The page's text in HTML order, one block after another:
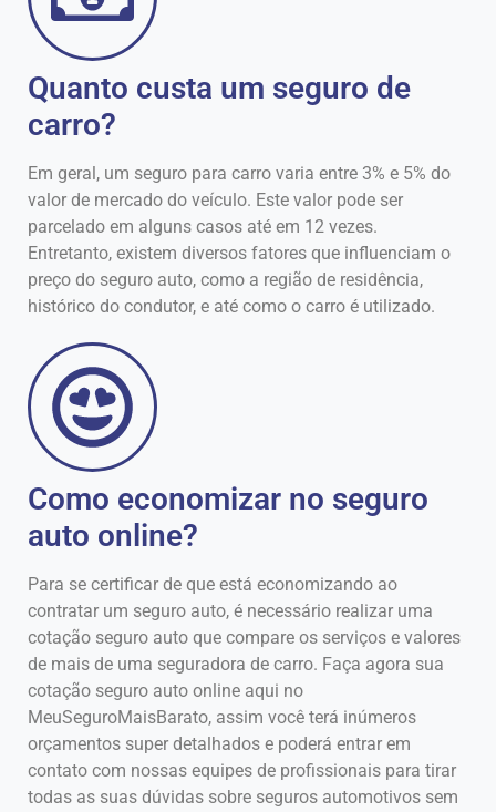
Quanto custa um seguro de
carro?
Em geral, um seguro para carro varia entre 3% e 5% do
valor de mercado do veículo. Este valor pode ser
parcelado em alguns casos até em 12 vezes.
Entretanto, existem diversos fatores que influenciam o
preço do seguro auto, como a região de residência,
histórico do condutor, e até como o carro é utilizado.
Como economizar no seguro
auto online?
Para se certificar de que está economizando ao
contratar um seguro auto, é necessário realizar uma
cotação seguro auto que compare os serviços e valores
de mais de uma seguradora de carro. Faça agora sua
cotação seguro auto online aqui no
MeuSeguroMaisBarato, assim você terá inúmeros
orçamentos super detalhados e poderá entrar em
contato com nossas equipes de profissionais para tirar
todas as suas dúvidas sobre seguros automotivos sem